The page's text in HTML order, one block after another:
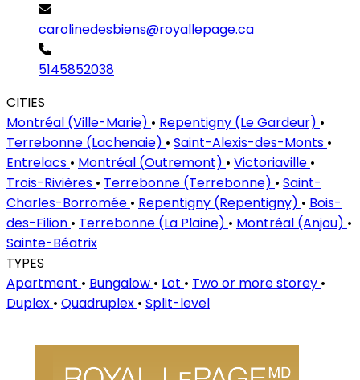
carolinedesbiens@royallepage.ca
5145852038
CITIES
Montréal (Ville-Marie) • Repentigny (Le Gardeur) •
Terrebonne (Lachenaie) • Saint-Alexis-des-Monts •
Entrelacs • Montréal (Outremont) • Victoriaville •
Trois-Rivières • Terrebonne (Terrebonne) • Saint-
Charles-Borromée • Repentigny (Repentigny) • Bois-
des-Filion • Terrebonne (La Plaine) • Montréal (Anjou) •
Sainte-Béatrix
TYPES
Apartment • Bungalow • Lot • Two or more storey •
Duplex • Quadruplex • Split-level